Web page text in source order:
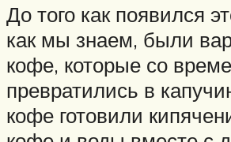
До того как появился
как мы знаем, были
кофе, которые со
превратились в
кофе готовили